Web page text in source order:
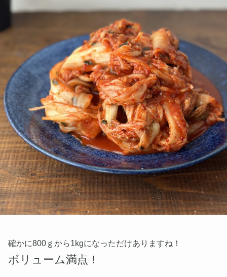
確かに800ｇから1kgになっただけありますね！
ボリューム満点！